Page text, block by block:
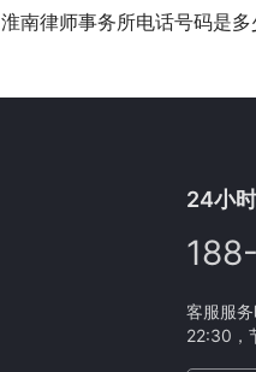
淮南律师事务所电话号码是多
24小
客服服
22:30，